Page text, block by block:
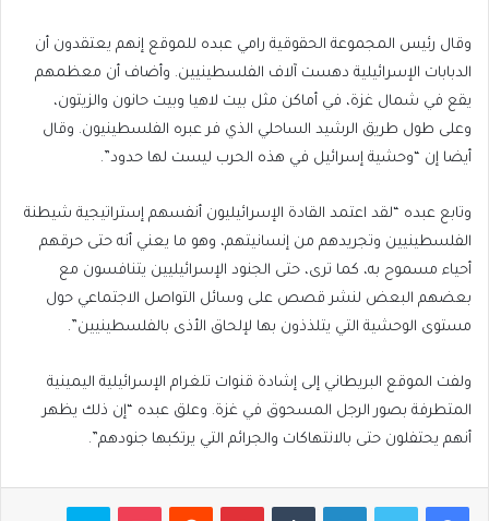
وقال رئيس المجموعة الحقوقية رامي عبده للموقع إنهم يعتقدون أن
الدبابات الإسرائيلية دهست آلاف الفلسطينيين. وأضاف أن معظمهم
يقع في شمال غزة، في أماكن مثل بيت لاهيا وبيت حانون والزيتون،
وعلى طول طريق الرشيد الساحلي الذي فر عبره الفلسطينيون. وقال
أيضا إن “وحشية إسرائيل في هذه الحرب ليست لها حدود”.
وتابع عبده “لقد اعتمد القادة الإسرائيليون أنفسهم إستراتيجية شيطنة
الفلسطينيين وتجريدهم من إنسانيتهم، وهو ما يعني أنه حتى حرقهم
أحياء مسموح به، كما ترى، حتى الجنود الإسرائيليين يتنافسون مع
بعضهم البعض لنشر قصص على وسائل التواصل الاجتماعي حول
مستوى الوحشية التي يتلذذون بها لإلحاق الأذى بالفلسطينيين”.
ولفت الموقع البريطاني إلى إشادة قنوات تلغرام الإسرائيلية اليمينية
المتطرفة بصور الرجل المسحوق في غزة. وعلق عبده “إن ذلك يظهر
أنهم يحتفلون حتى بالانتهاكات والجرائم التي يرتكبها جنودهم”.
فيسبوكتويتر لينكدإن بينتيريست بوكيت سكايب